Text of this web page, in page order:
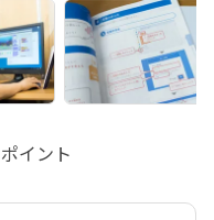
イント